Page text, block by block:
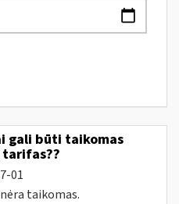
gali būti taikomas
tarifas??
01
taikomas.